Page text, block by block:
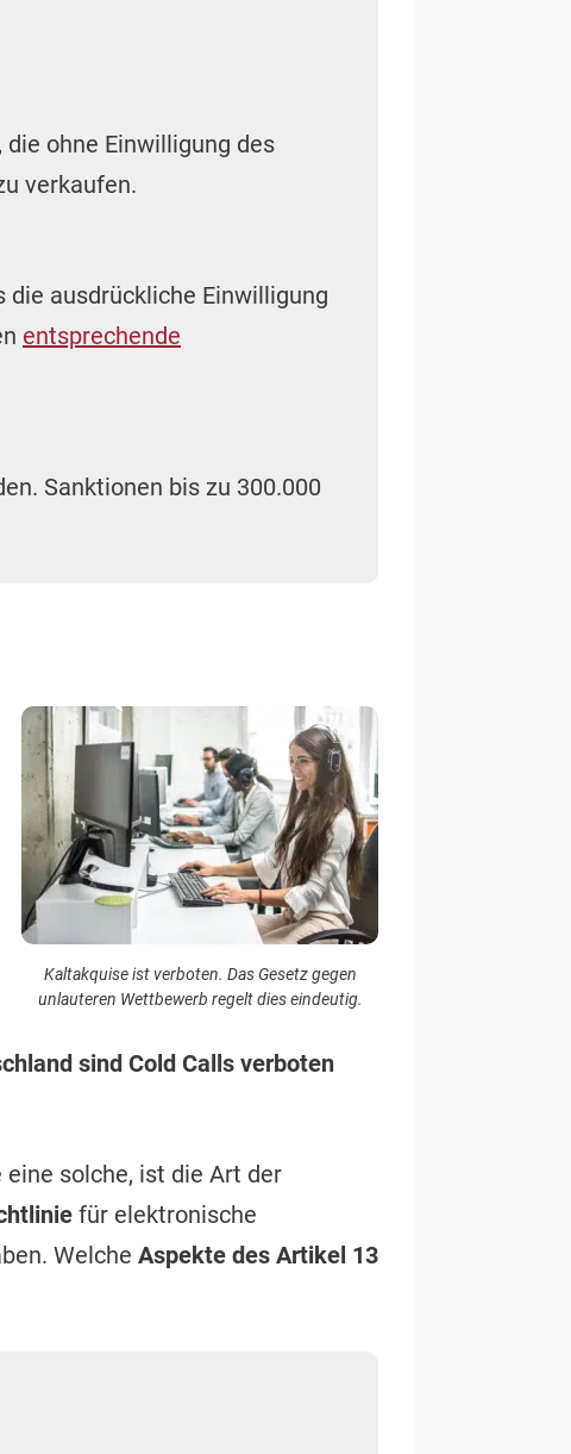
, die ohne Einwilligung des
verkaufen.
die ausdrückliche Einwilligung
entsprechende
Sanktionen bis zu 300.000
Kaltakquise ist verboten. Das Gesetz gegen
unlauteren Wettbewerb regelt dies eindeutig.
sind Cold Calls verboten
solche, ist die Art der
für elektronische
Welche Aspekte des Artikel 13